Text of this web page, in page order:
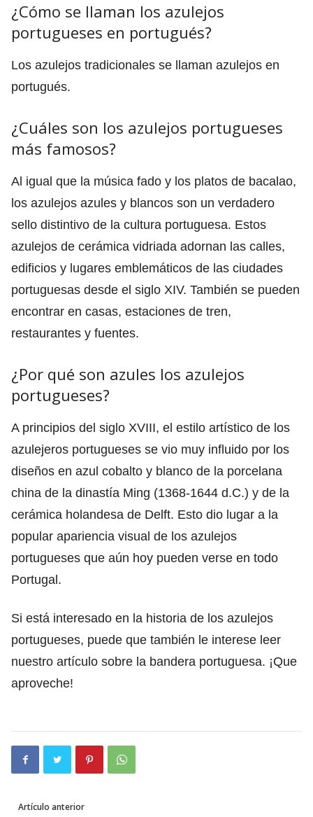
¿Cómo se llaman los azulejos
portugueses en portugués?
Los azulejos tradicionales se llaman azulejos en
portugués.
¿Cuáles son los azulejos portugueses
más famosos?
Al igual que la música fado y los platos de bacalao,
los azulejos azules y blancos son un verdadero
sello distintivo de la cultura portuguesa. Estos
azulejos de cerámica vidriada adornan las calles,
edificios y lugares emblemáticos de las ciudades
portuguesas desde el siglo XIV. También se pueden
encontrar en casas, estaciones de tren,
restaurantes y fuentes.
¿Por qué son azules los azulejos
portugueses?
A principios del siglo XVIII, el estilo artístico de los
azulejeros portugueses se vio muy influido por los
diseños en azul cobalto y blanco de la porcelana
china de la dinastía Ming (1368-1644 d.C.) y de la
cerámica holandesa de Delft. Esto dio lugar a la
popular apariencia visual de los azulejos
portugueses que aún hoy pueden verse en todo
Portugal.
Si está interesado en la historia de los azulejos
portugueses, puede que también le interese leer
nuestro artículo sobre la bandera portuguesa. ¡Que
aproveche!
Artículo anterior